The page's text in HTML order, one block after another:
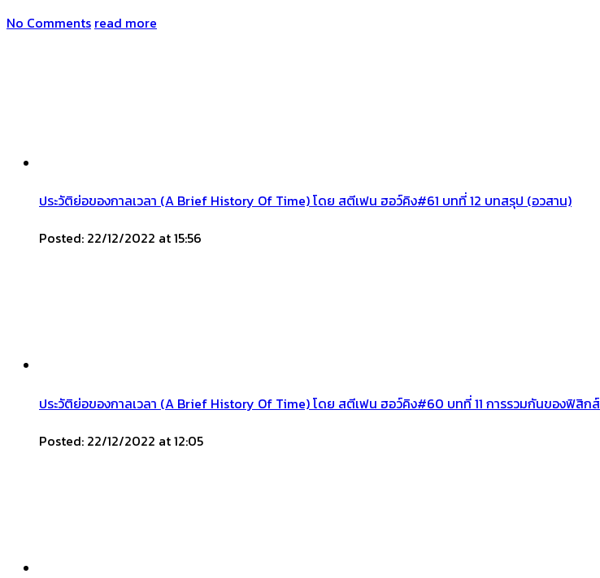
No Comments read more
ประวัติย่อของกาลเวลา (A Brief History Of Time) โดย สตีเฟน ฮอว์คิง#61 บทที่ 12 บทสรุป (อวสาน)
Posted: 22/12/2022 at 15:56
ประวัติย่อของกาลเวลา (A Brief History Of Time) โดย สตีเฟน ฮอว์คิง#60 บทที่ 11 การรวมกันของฟิสิกส์
Posted: 22/12/2022 at 12:05